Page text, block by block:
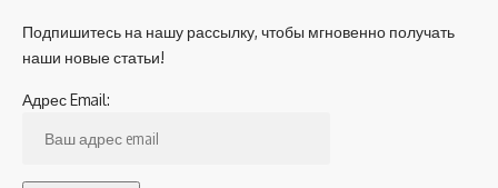
Подпишитесь на нашу рассылку, чтобы мгновенно получать
наши новые статьи!
Адрес Email: